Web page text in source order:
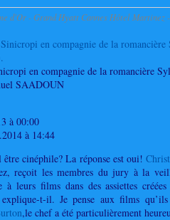
d'Or - Grand Hyatt Cannes Hôtel Martinez
en compagnie de la romancière
SAADOUN
à 00:00
à 14:44
cinéphile? La réponse est oui!
reçoit les membres du jury à la
à leurs films dans des assiettes
t-il. Je pense aux films
,le chef a été particulièrement